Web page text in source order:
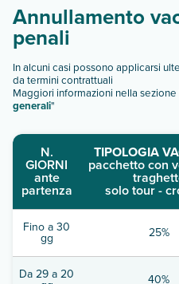
Annullamento
penali
In alcuni casi possono applicarsi
da termini contrattuali
Maggiori informazioni nella sezione
generali"
N.
GIORNI
ante
partenza
TIPOLOGIA
pacchetto con
solo tour -
Fino a 30
gg 25%
Da 29 a 20 40%